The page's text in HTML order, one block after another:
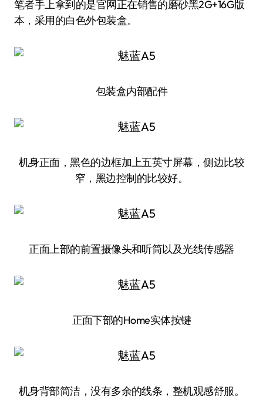
笔者手上拿到的是官网正在销售的磨砂黑2G+16G版
本，采用的白色外包装盒。
包装盒内部配件
机身正面，黑色的边框加上五英寸屏幕，侧边比较
窄，黑边控制的比较好。
正面上部的前置摄像头和听筒以及光线传感器
正面下部的Home实体按键
机身背部简洁，没有多余的线条，整机观感舒服。